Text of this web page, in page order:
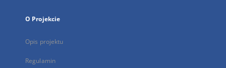
O Projekcie
Opis projektu
Regulamin